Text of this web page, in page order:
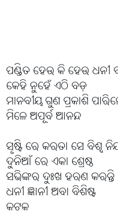
ପଣ୍ଡିତ ହେଉ କି ହେଉ ଧନୀ
କେହି ନୁହେଁ ଏଠି ବଡ଼
ମାନବୀୟ ଗୁଣ ପ୍ରକାଶି
ମିଳେ ଅପୂର୍ବ ଆନନ୍ଦ
ସୃଷ୍ଟି ରେ କରତା ସେ ବିଶ୍ୱ
ଦୁନିଆଁ ରେ ଏକା ଶ୍ରେଷ୍ଠ
ସଭିଙ୍କର ଦୁଃଖ ହରଣ କରନ୍ତି
ଧନୀ ଜ୍ଞାନୀ ଅବା ବିଶିଷ୍ଟ
କଟକ